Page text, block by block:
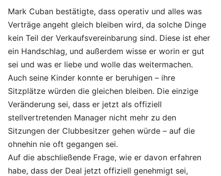
Mark Cuban bestätigte, dass operativ und alles was
Verträge angeht gleich bleiben wird, da solche Dinge
kein Teil der Verkaufsvereinbarung sind. Diese ist eher
ein Handschlag, und außerdem wisse er worin er gut
sei und was er liebe und wolle das weitermachen.
Auch seine Kinder konnte er beruhigen – ihre
Sitzplätze würden die gleichen bleiben. Die einzige
Veränderung sei, dass er jetzt als offiziell
stellvertretenden Manager nicht mehr zu den
Sitzungen der Clubbesitzer gehen würde – auf die
ohnehin nie oft gegangen sei.
Auf die abschließende Frage, wie er davon erfahren
habe, dass der Deal jetzt offiziell genehmigt sei,